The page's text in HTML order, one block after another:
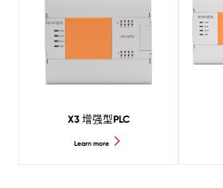
X3 增强型PLC
Learn more